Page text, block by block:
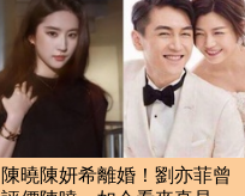
陳曉陳妍希離婚！劉亦菲曾